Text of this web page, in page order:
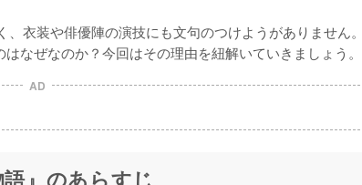
衣装や俳優陣の演技にも文句のつけようがありません。
なぜなのか？今回はその理由を紐解いていきましょう。
AD
』のあらすじ